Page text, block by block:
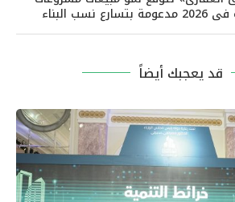
البناء
قد يعجبك أيضاً